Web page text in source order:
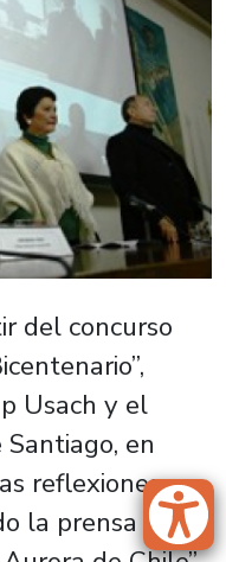
del concurso
Usach y el
en
reflexiones
la prensa